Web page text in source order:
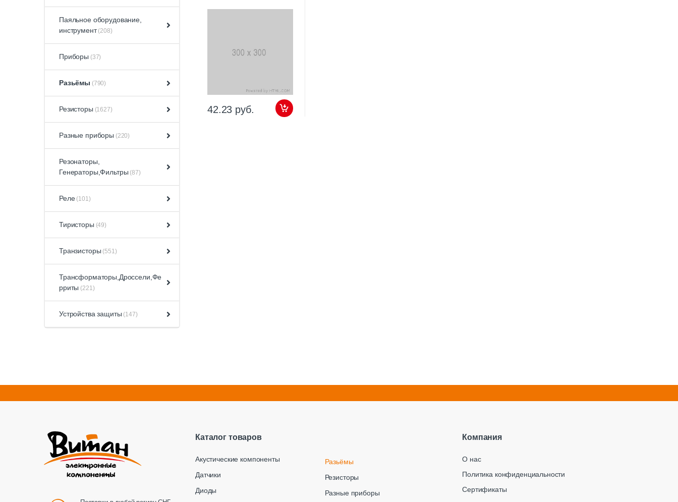
Паяльное оборудование,
инструмент(208)
Приборы (37)
Разьёмы (790)
Резисторы (1627)
Разные приборы (220)
Резонаторы,
Генераторы,Фильтры (87)
Реле(101)
Тиристоры (49)
Транзисторы (551)
Трансформаторы,Дроссели,Фе
рриты (221)
Устройства защиты (147)
42.23 руб.
Каталог товаров
Акустические компоненты
Датчики
Диоды
Разьёмы
Резисторы
Разные приборы
Компания
О нас
Политика конфиденциальности
Сертификаты